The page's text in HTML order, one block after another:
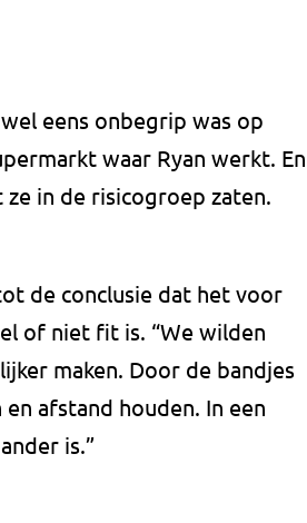
eens onbegrip was op
waar Ryan werkt. En
in de risicogroep zaten.
de conclusie dat het voor
of niet fit is. “We wilden
maken. Door de bandjes
afstand houden. In een
is.”